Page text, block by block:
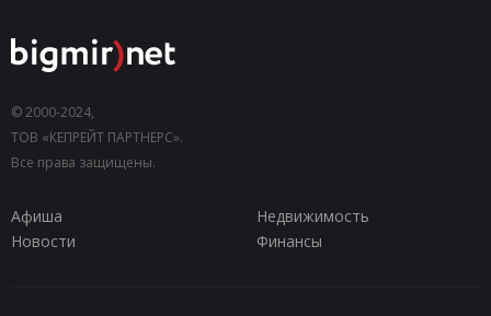
© 2000-2024,
ТОВ «КЕПРЕЙТ ПАРТНЕРС».
Все права защищены.
Афиша
Недвижимость
Новости
Финансы